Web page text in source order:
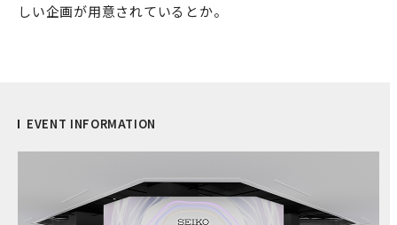
しい企画が用意されているとか。
EVENT INFORMATION